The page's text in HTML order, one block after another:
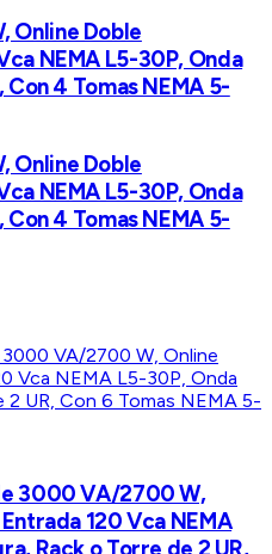
Online Doble
NEMA L5-30P, Onda
4 Tomas NEMA 5-
Online Doble
NEMA L5-30P, Onda
4 Tomas NEMA 5-
3000 VA/2700 W,
120 Vca NEMA